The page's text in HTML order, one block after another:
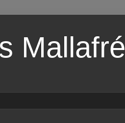
Mallafré